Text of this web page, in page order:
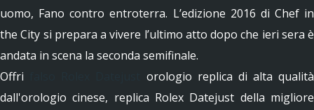
uomo, Fano contro entroterra. L’edizione 2016 di Chef in
the City si prepara a vivere l’ultimo atto dopo che ieri sera è
andata in scena la seconda semifinale.
Offri
orologio replica di alta qualità
dall'orologio cinese, replica Rolex Datejust della migliore